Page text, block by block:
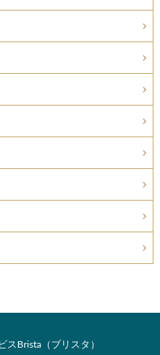
スBrista（ブリスタ）